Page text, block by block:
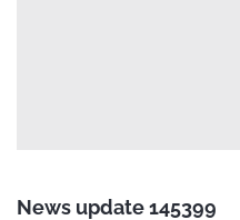
News update 145399